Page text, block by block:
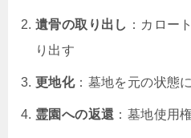
遺骨の取り出し ：カロー
り出す
更地化：墓地を元の状態
霊園への返還 ：墓地使用